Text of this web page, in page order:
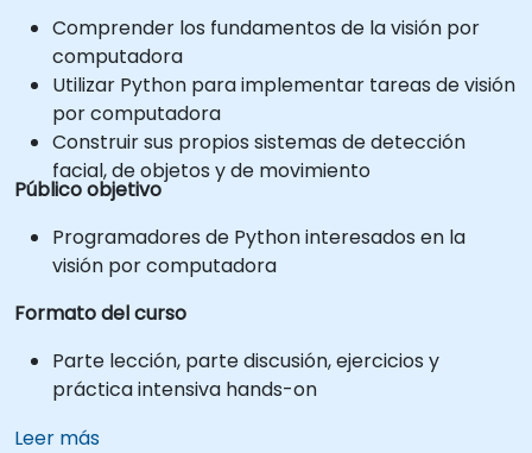
Comprender los fundamentos de la visión por
computadora
Utilizar Python para implementar tareas de visión
por computadora
Construir sus propios sistemas de detección
facial, de objetos y de movimiento
Público objetivo
Programadores de Python interesados en la
visión por computadora
Formato del curso
Parte lección, parte discusión, ejercicios y
práctica intensiva hands-on
Leer más